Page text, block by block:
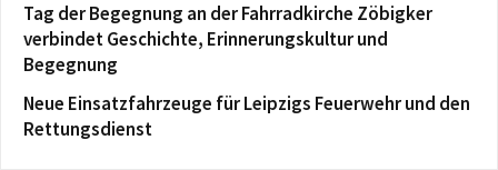
Tag der Begegnung an der Fahrradkirche Zöbigker
verbindet Geschichte, Erinnerungskultur und
Begegnung
Neue Einsatzfahrzeuge für Leipzigs Feuerwehr und den
Rettungsdienst